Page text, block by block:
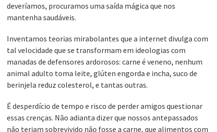
deveríamos, procuramos uma saída mágica que nos
mantenha saudáveis.
Inventamos teorias mirabolantes que a internet divulga com
tal velocidade que se transformam em ideologias com
manadas de defensores ardorosos: carne é veneno, nenhum
animal adulto toma leite, glúten engorda e incha, suco de
berinjela reduz colesterol, e tantas outras.
É desperdício de tempo e risco de perder amigos questionar
essas crenças. Não adianta dizer que nossos antepassados
não teriam sobrevivido não fosse a carne, que alimentos com